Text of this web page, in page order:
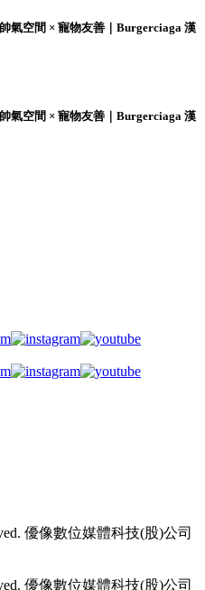
氣空間 × 寵物友善｜Burgerciaga 漢
氣空間 × 寵物友善｜Burgerciaga 漢
優像數位媒體科技(股)公司
優像數位媒體科技(股)公司